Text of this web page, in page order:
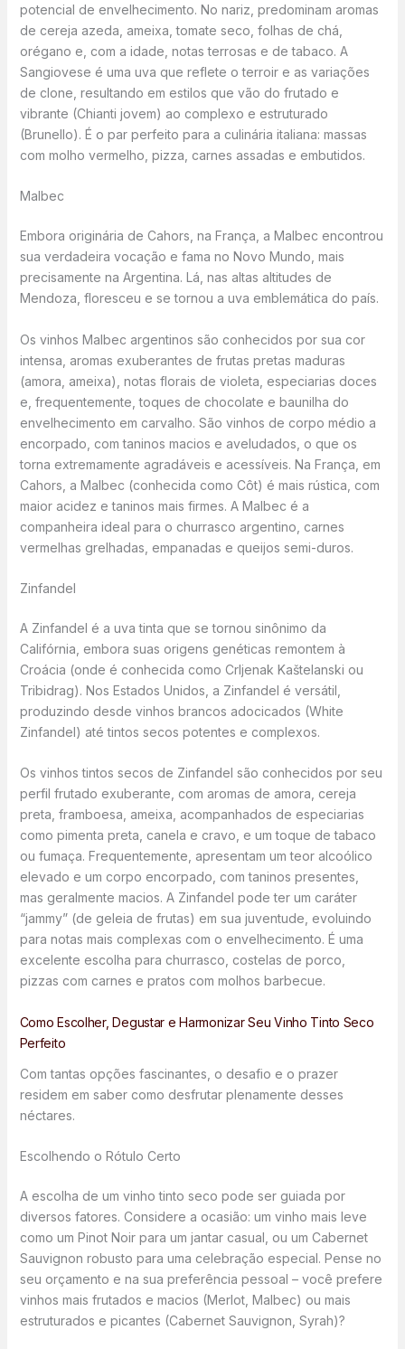
potencial de envelhecimento. No nariz, predominam aromas
de cereja azeda, ameixa, tomate seco, folhas de chá,
orégano e, com a idade, notas terrosas e de tabaco. A
Sangiovese é uma uva que reflete o terroir e as variações
de clone, resultando em estilos que vão do frutado e
vibrante (Chianti jovem) ao complexo e estruturado
(Brunello). É o par perfeito para a culinária italiana: massas
com molho vermelho, pizza, carnes assadas e embutidos.
Malbec
Embora originária de Cahors, na França, a Malbec encontrou
sua verdadeira vocação e fama no Novo Mundo, mais
precisamente na Argentina. Lá, nas altas altitudes de
Mendoza, floresceu e se tornou a uva emblemática do país.
Os vinhos Malbec argentinos são conhecidos por sua cor
intensa, aromas exuberantes de frutas pretas maduras
(amora, ameixa), notas florais de violeta, especiarias doces
e, frequentemente, toques de chocolate e baunilha do
envelhecimento em carvalho. São vinhos de corpo médio a
encorpado, com taninos macios e aveludados, o que os
torna extremamente agradáveis e acessíveis. Na França, em
Cahors, a Malbec (conhecida como Côt) é mais rústica, com
maior acidez e taninos mais firmes. A Malbec é a
companheira ideal para o churrasco argentino, carnes
vermelhas grelhadas, empanadas e queijos semi-duros.
Zinfandel
A Zinfandel é a uva tinta que se tornou sinônimo da
Califórnia, embora suas origens genéticas remontem à
Croácia (onde é conhecida como Crljenak Kaštelanski ou
Tribidrag). Nos Estados Unidos, a Zinfandel é versátil,
produzindo desde vinhos brancos adocicados (White
Zinfandel) até tintos secos potentes e complexos.
Os vinhos tintos secos de Zinfandel são conhecidos por seu
perfil frutado exuberante, com aromas de amora, cereja
preta, framboesa, ameixa, acompanhados de especiarias
como pimenta preta, canela e cravo, e um toque de tabaco
ou fumaça. Frequentemente, apresentam um teor alcoólico
elevado e um corpo encorpado, com taninos presentes,
mas geralmente macios. A Zinfandel pode ter um caráter
“jammy” (de geleia de frutas) em sua juventude, evoluindo
para notas mais complexas com o envelhecimento. É uma
excelente escolha para churrasco, costelas de porco,
pizzas com carnes e pratos com molhos barbecue.
Como Escolher, Degustar e Harmonizar Seu Vinho Tinto Seco
Perfeito
Com tantas opções fascinantes, o desafio e o prazer
residem em saber como desfrutar plenamente desses
néctares.
Escolhendo o Rótulo Certo
A escolha de um vinho tinto seco pode ser guiada por
diversos fatores. Considere a ocasião: um vinho mais leve
como um Pinot Noir para um jantar casual, ou um Cabernet
Sauvignon robusto para uma celebração especial. Pense no
seu orçamento e na sua preferência pessoal – você prefere
vinhos mais frutados e macios (Merlot, Malbec) ou mais
estruturados e picantes (Cabernet Sauvignon, Syrah)?